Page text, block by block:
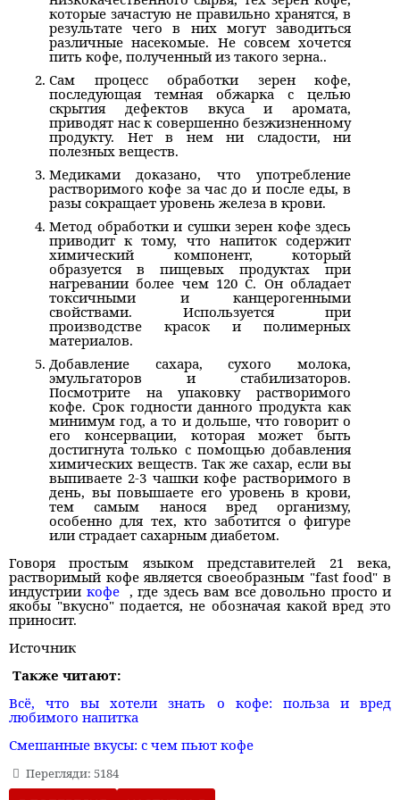
которые зачастую не правильно хранятся, в
результате чего в них могут заводиться
различные насекомые. Не совсем хочется
пить кофе, полученный из такого зерна..
Сам процесс обработки зерен кофе,
последующая темная обжарка с целью
скрытия дефектов вкуса и аромата,
приводят нас к совершенно безжизненному
продукту. Нет в нем ни сладости, ни
полезных веществ.
Медиками доказано, что употребление
растворимого кофе за час до и после еды, в
разы сокращает уровень железа в крови.
Метод обработки и сушки зерен кофе здесь
приводит к тому, что напиток содержит
химический компонент, который
образуется в пищевых продуктах при
нагревании более чем 120 C. Он обладает
токсичными и канцерогенными
свойствами. Используется при
производстве красок и полимерных
материалов.
Добавление сахара, сухого молока,
эмульгаторов и стабилизаторов.
Посмотрите на упаковку растворимого
кофе. Срок годности данного продукта как
минимум год, а то и дольше, что говорит о
его консервации, которая может быть
достигнута только с помощью добавления
химических веществ. Так же сахар, если вы
выпиваете 2-3 чашки кофе растворимого в
день, вы повышаете его уровень в крови,
тем самым нанося вред организму,
особенно для тех, кто заботится о фигуре
или страдает сахарным диабетом.
Говоря простым языком представителей 21 века,
растворимый кофе является своеобразным "fast food" в
индустрии кофе, где здесь вам все довольно просто и
якобы "вкусно" подается, не обозначая какой вред это
приносит.
Источник
Также читают:
Всё, что вы хотели знать о кофе: польза и вред
любимого напитка
Смешанные вкусы: с чем пьют кофе
Перегляди: 5184